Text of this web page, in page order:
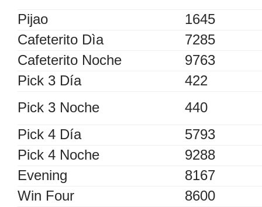
Pijao
1645
Cafeterito Dìa
7285
Cafeterito Noche
9763
Pick 3 Día
422
Pick 3 Noche
440
Pick 4 Día
5793
Pick 4 Noche
9288
Evening
8167
Win Four
8600